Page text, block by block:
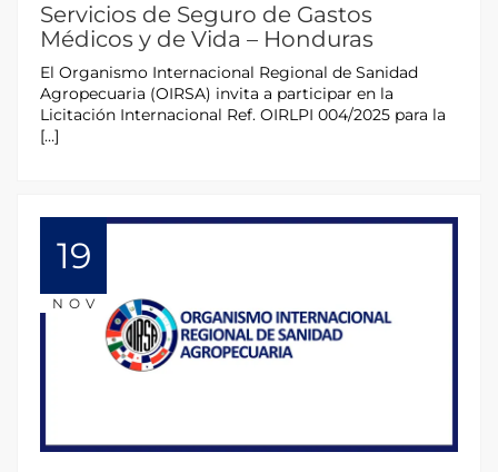
Servicios de Seguro de Gastos
Médicos y de Vida – Honduras
El Organismo Internacional Regional de Sanidad
Agropecuaria (OIRSA) invita a participar en la
Licitación Internacional Ref. OIRLPI 004/2025 para la
[…]
19
NOV